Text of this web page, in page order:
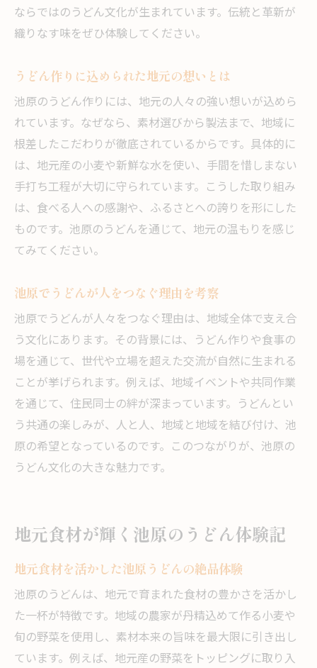
ならではのうどん文化が生まれています。伝統と革新が
織りなす味をぜひ体験してください。
うどん作りに込められた地元の想いとは
池原のうどん作りには、地元の人々の強い想いが込めら
れています。なぜなら、素材選びから製法まで、地域に
根差したこだわりが徹底されているからです。具体的に
は、地元産の小麦や新鮮な水を使い、手間を惜しまない
手打ち工程が大切に守られています。こうした取り組み
は、食べる人への感謝や、ふるさとへの誇りを形にした
ものです。池原のうどんを通じて、地元の温もりを感じ
てみてください。
池原でうどんが人をつなぐ理由を考察
池原でうどんが人々をつなぐ理由は、地域全体で支え合
う文化にあります。その背景には、うどん作りや食事の
場を通じて、世代や立場を超えた交流が自然に生まれる
ことが挙げられます。例えば、地域イベントや共同作業
を通じて、住民同士の絆が深まっています。うどんとい
う共通の楽しみが、人と人、地域と地域を結び付け、池
原の希望となっているのです。このつながりが、池原の
うどん文化の大きな魅力です。
地元食材が輝く池原のうどん体験記
地元食材を活かした池原うどんの絶品体験
池原のうどんは、地元で育まれた食材の豊かさを活かし
た一杯が特徴です。地域の農家が丹精込めて作る小麦や
旬の野菜を使用し、素材本来の旨味を最大限に引き出し
ています。例えば、地元産の野菜をトッピングに取り入